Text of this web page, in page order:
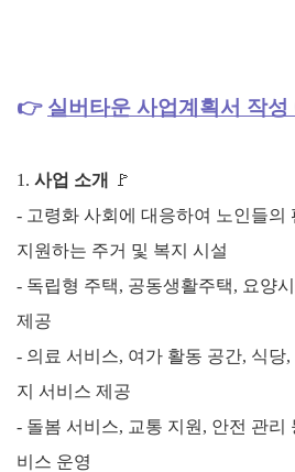
👉 실버타운 사업계획서 작성
1. 사업 소개
🚩
- 고령화 사회에 대응하여 노인들의
지원하는 주거 및 복지 시설
- 독립형 주택, 공동생활주택, 요양
제공
- 의료 서비스, 여가 활동 공간, 식당
지 서비스 제공
- 돌봄 서비스, 교통 지원, 안전 관리
비스 운영